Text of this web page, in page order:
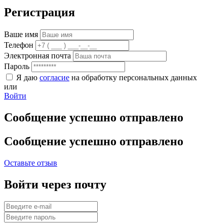
Регистрация
Ваше имя
Телефон
Электронная почта
Пароль
Я даю согласие на обработку персональных данных
или
Войти
Сообщение успешно отправлено
Сообщение успешно отправлено
Оставьте отзыв
Войти через почту